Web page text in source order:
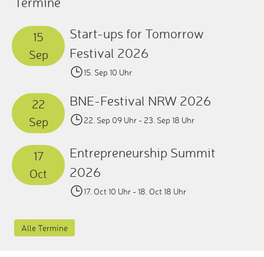
15
Sep
Start-ups for Tomorrow
Festival 2026
15. Sep 10 Uhr
22
Sep
BNE-Festival NRW 2026
22. Sep 09 Uhr - 23. Sep 18 Uhr
17
Oct
Entrepreneurship Summit
2026
17. Oct 10 Uhr - 18. Oct 18 Uhr
Alle Termine